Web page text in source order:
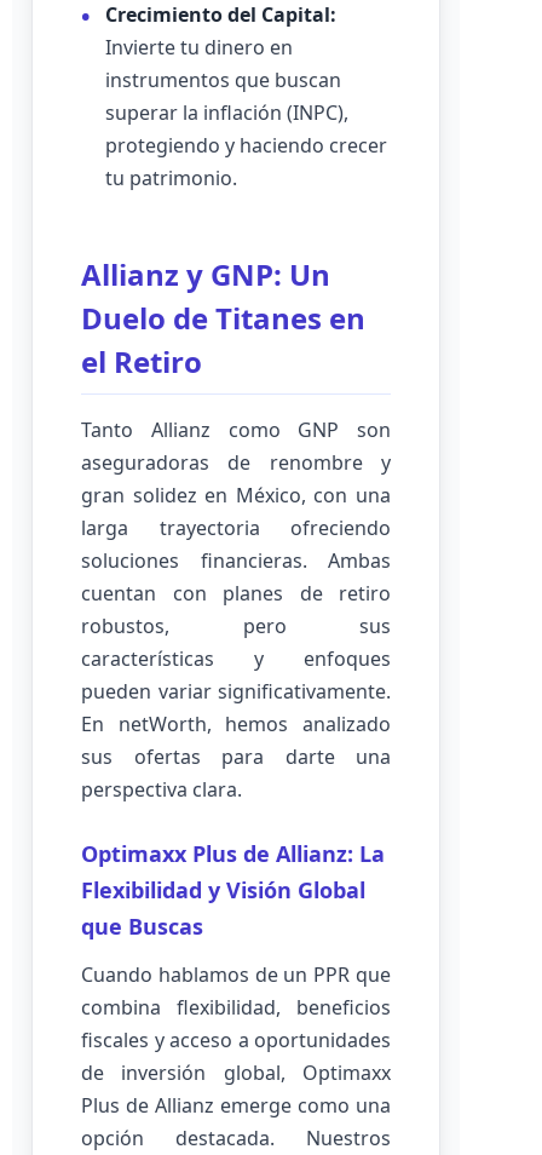
Crecimiento del Capital:
Invierte tu dinero en
instrumentos que buscan
superar la inflación (INPC),
protegiendo y haciendo crecer
tu patrimonio.
Allianz y GNP: Un
Duelo de Titanes en
el Retiro
Tanto Allianz como GNP son
aseguradoras de renombre y
gran solidez en México, con una
larga trayectoria ofreciendo
soluciones financieras. Ambas
cuentan con planes de retiro
robustos, pero sus
características y enfoques
pueden variar significativamente.
En netWorth, hemos analizado
sus ofertas para darte una
perspectiva clara.
Optimaxx Plus de Allianz: La
Flexibilidad y Visión Global
que Buscas
Cuando hablamos de un PPR que
combina flexibilidad, beneficios
fiscales y acceso a oportunidades
de inversión global, Optimaxx
Plus de Allianz emerge como una
opción destacada. Nuestros